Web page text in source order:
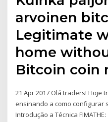
arvoinen
Legitimate
home
Bitcoin coin
21 Apr 2017 Olá traders! Hoje
ensinando a como configurar
Introdução a Técnica